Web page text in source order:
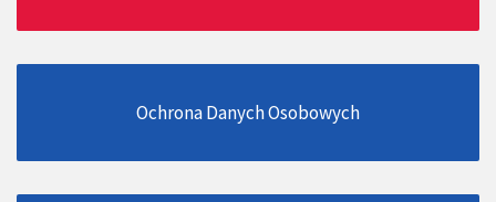
Ochrona Danych Osobowych